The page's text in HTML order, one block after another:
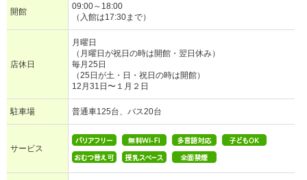
開館
09:00～18:00
（入館は17:30まで）
店休日
月曜日
（月曜日が祝日の時は開館・翌日休み）
毎月25日
（25日が土・日・祝日の時は開館）
12月31日〜１月２日
駐車場 普通車125台、バス20台
サービス